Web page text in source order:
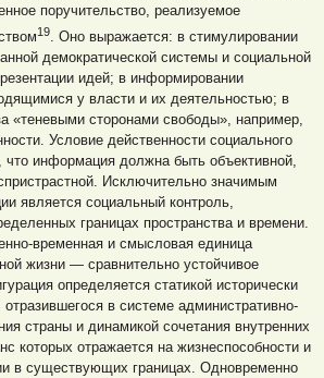
поручительство, реализуемое
19
. Оно выражается: в стимулировании
демократической системы и социальной
идей; в информировании
у власти и их деятельностью; в
«теневыми сторонами свободы», например,
Условие действенности социального
что информация должна быть объективной,
Исключительно значимым
является социальный контроль,
границах пространства и времени.
временная и смысловая единица
жизни — сравнительно устойчивое
определяется статикой исторически
в системе административно-
страны и динамикой сочетания внутренних
которых отражается на жизнеспособности и
в существующих границах. Одновременно